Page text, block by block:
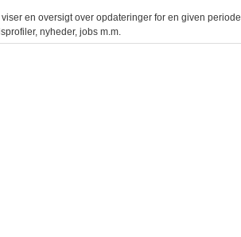
viser en oversigt over opdateringer for en given
nyheder, jobs m.m.